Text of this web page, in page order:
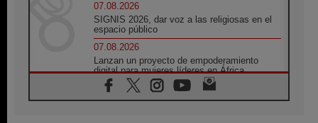
07.08.2026
SIGNIS 2026, dar voz a las religiosas en el
espacio público
07.08.2026
Lanzan un proyecto de empoderamiento
digital para mujeres líderes en África
07.08.2026
Programa oficial del Viaje Apostólico del